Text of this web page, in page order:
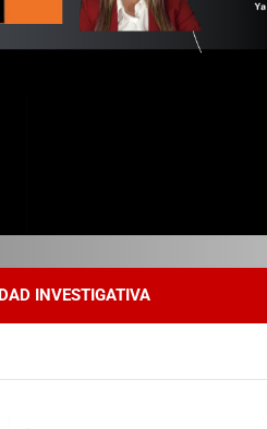
INVESTIGATIVA